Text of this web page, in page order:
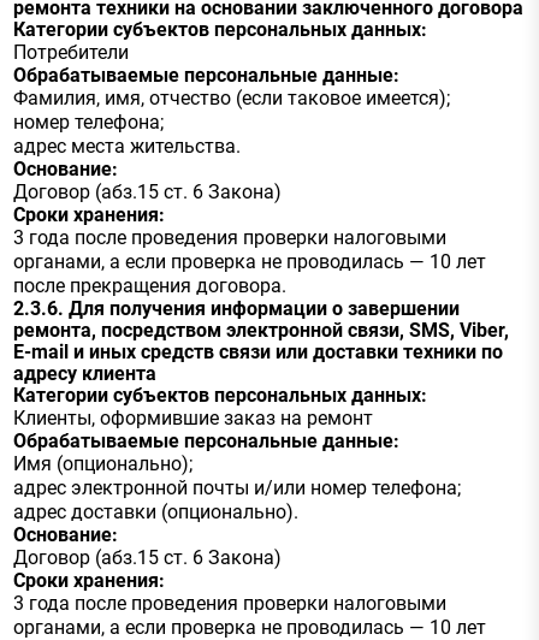
ремонта техники на основании заключенного договора
Категории субъектов персональных данных:
Потребители
Обрабатываемые персональные данные:
Фамилия, имя, отчество (если таковое имеется);
номер телефона;
адрес места жительства.
Основание:
Договор (абз.15 ст. 6 Закона)
Сроки хранения:
3 года после проведения проверки налоговыми
органами, а если проверка не проводилась — 10 лет
после прекращения договора.
2.3.6. Для получения информации о завершении
ремонта, посредством электронной связи, SMS, Viber,
E-mail и иных средств связи или доставки техники по
адресу клиента
Категории субъектов персональных данных:
Клиенты, оформившие заказ на ремонт
Обрабатываемые персональные данные:
Имя (опционально);
адрес электронной почты и/или номер телефона;
адрес доставки (опционально).
Основание:
Договор (абз.15 ст. 6 Закона)
Сроки хранения:
3 года после проведения проверки налоговыми
органами, а если проверка не проводилась — 10 лет